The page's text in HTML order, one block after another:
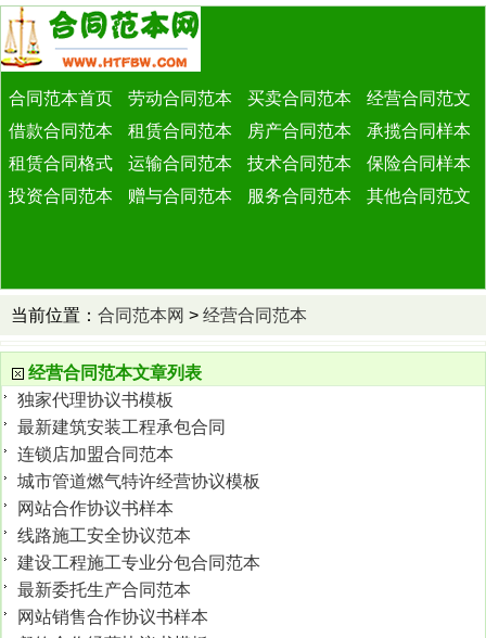
合同范本首页 劳动合同范本 买卖合同范本
经营合同范文
借款合同范本
租赁合同范本 房产合同范本
承揽合同样本
租赁合同格式
运输合同范本 技术合同范本
保险合同样本
投资合同范本
赠与合同范本 服务合同范本 其他合同范文
当前位置： 合同范本网 > 经营合同范本
经营合同范本文章列表
独家代理协议书模板
最新建筑安装工程承包合同
连锁店加盟合同范本
城市管道燃气特许经营协议模板
网站合作协议书样本
线路施工安全协议范本
建设工程施工专业分包合同范本
最新委托生产合同范本
网站销售合作协议书样本